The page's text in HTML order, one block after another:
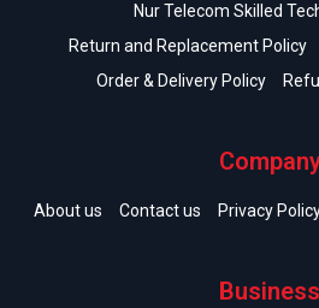
Nur Telecom Skilled
Return and Replacement Policy
Order & Delivery Policy
About us Contact us Privacy
Business